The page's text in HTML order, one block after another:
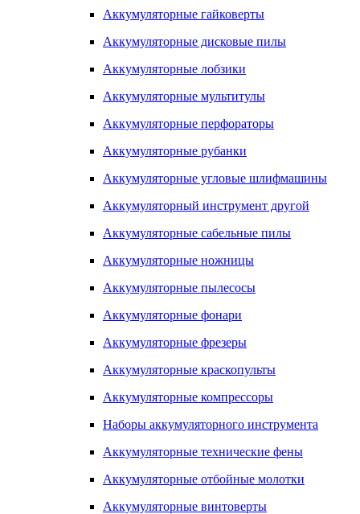
Аккумуляторные гайковерты
Аккумуляторные дисковые пилы
Аккумуляторные лобзики
Аккумуляторные мультитулы
Аккумуляторные перфораторы
Аккумуляторные рубанки
Аккумуляторные угловые шлифмашины
Аккумуляторный инструмент другой
Аккумуляторные сабельные пилы
Аккумуляторные ножницы
Аккумуляторные пылесосы
Аккумуляторные фонари
Аккумуляторные фрезеры
Аккумуляторные краскопульты
Аккумуляторные компрессоры
Наборы аккумуляторного инструмента
Аккумуляторные технические фены
Аккумуляторные отбойные молотки
Аккумуляторные винтоверты